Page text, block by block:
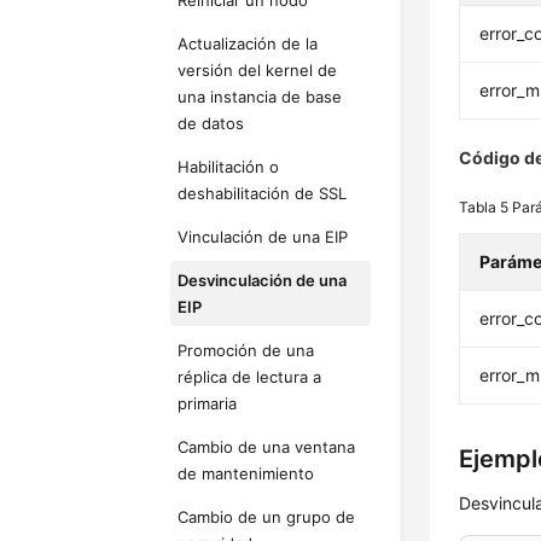
Actualización de la
versión del kernel de
una instancia de base
de datos
Habilitación o
deshabilitación de SSL
Vinculación de una EIP
Desvinculación de una
EIP
Promoción de una
réplica de lectura a
primaria
Cambio de una ventana
de mantenimiento
Cambio de un grupo de
Código
Tabla 5